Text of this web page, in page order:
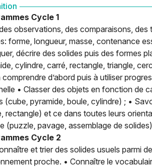
Cycle 1
observations, des comparaisons,
forme, longueur, masse, contenance
décrire des solides puis des formes
cylindre, carré, rectangle, triangle,
comprendre d’abord puis à utiliser
• Classer des objets en fonction de
(cube, pyramide, boule, cylindre) ; •
rectangle) et ce dans toutes leurs
(puzzle, pavage, assemblage de
Cycle 2
et trier des solides usuels parmi
proche. • Connaître le